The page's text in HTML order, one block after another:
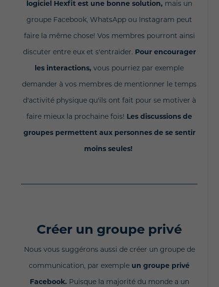
logiciel Hexfit est une bonne solution, mais un
groupe Facebook, WhatsApp ou Instagram peut
faire la même chose! Vos membres pourront ainsi
discuter entre eux et s'entraider. Pour encourager
les interactions, vous pourriez par exemple
demander à vos membres de mentionner le temps
d'activité physique qu'ils ont fait pour se motiver à
faire mieux la prochaine fois! Les discussions de
groupes permettent aux personnes de se sentir
moins seules!
Créer un groupe privé
Nous vous suggérons aussi de créer un groupe de
communication, par exemple un groupe privé
Facebook. Puisque la majorité du monde a un